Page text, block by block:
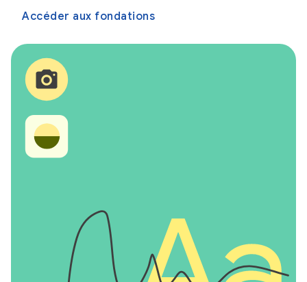
Accéder aux fondations